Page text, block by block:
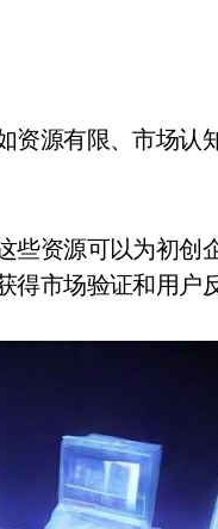
些资源可以为初创
市场验证和用户反